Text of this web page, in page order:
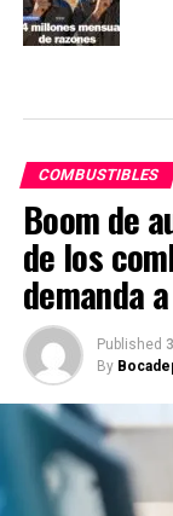
COMBUSTIBLES
Boom de
de los
demanda
Published
By